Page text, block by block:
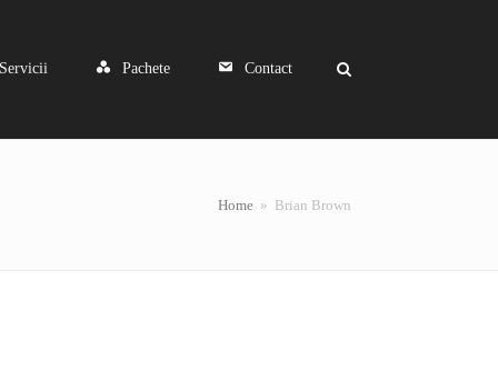
Servicii Pachete Contact
Home » Brian Brown